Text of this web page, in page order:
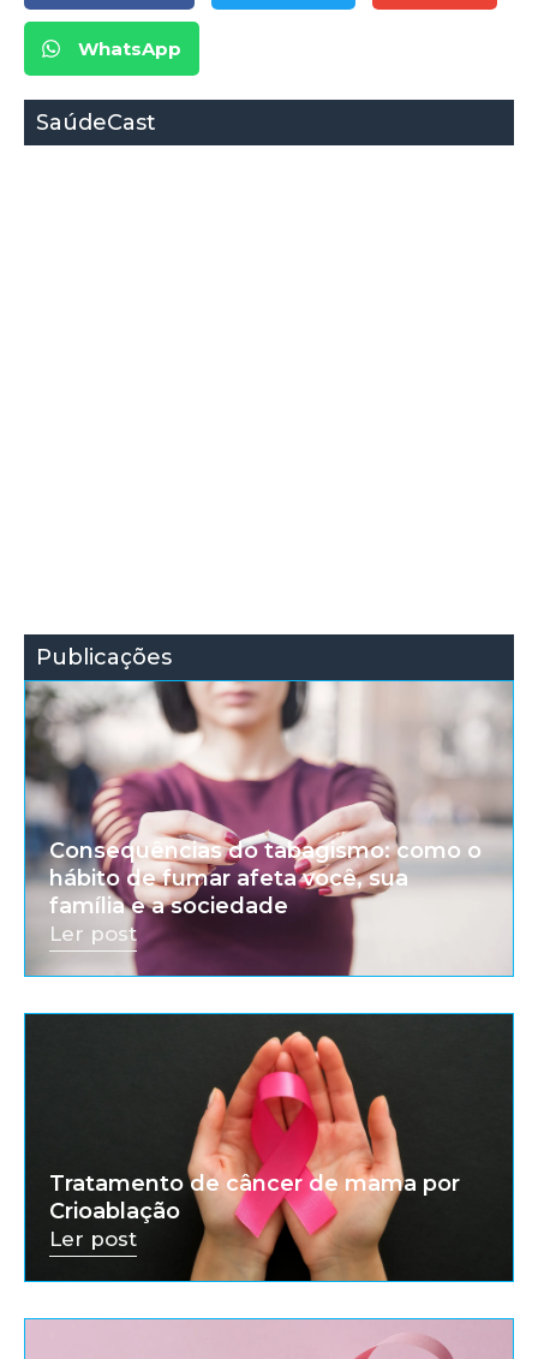
WhatsApp
SaúdeCast
Publicações
Consequências do tabagismo: como o
hábito de fumar afeta você, sua
família e a sociedade
Ler post
Tratamento de câncer de mama por
Crioablação
Ler post